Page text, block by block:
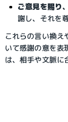
ご意見を賜り
謝し、それを
これらの言い換え
いて感謝の意を表
は、相手や文脈に